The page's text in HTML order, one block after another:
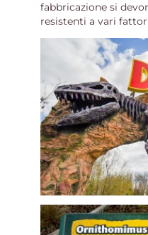
fabbricazione si
resistenti a vari